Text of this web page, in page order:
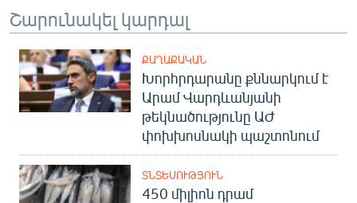
English
Русский
ՀԵՏԵՎԵՔ ՄԵԶ
Շարունակել կարդալ
ՔԱՂԱՔԱԿԱՆ
Խորհրդարանը քննարկում է
Արամ Վարդևանյանի
թեկնածությունը ԱԺ
փոխխոսնակի պաշտոնում
ՏՆՏԵՍՈՒԹՅՈՒՆ
450 միլիոն դրամ